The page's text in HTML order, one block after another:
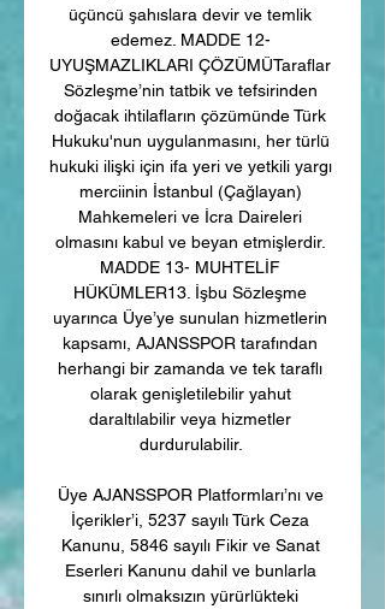
üçüncü şahıslara devir ve temlik
edemez. MADDE 12-
UYUŞMAZLIKLARI ÇÖZÜMÜTaraflar
Sözleşme’nin tatbik ve tefsirinden
doğacak ihtilafların çözümünde Türk
Hukuku'nun uygulanmasını, her türlü
hukuki ilişki için ifa yeri ve yetkili yargı
merciinin İstanbul (Çağlayan)
Mahkemeleri ve İcra Daireleri
olmasını kabul ve beyan etmişlerdir.
MADDE 13- MUHTELİF
HÜKÜMLER13. İşbu Sözleşme
uyarınca Üye’ye sunulan hizmetlerin
kapsamı, AJANSSPOR tarafından
herhangi bir zamanda ve tek taraflı
olarak genişletilebilir yahut
daraltılabilir veya hizmetler
durdurulabilir.
Üye AJANSSPOR Platformları’nı ve
İçerikler’i, 5237 sayılı Türk Ceza
Kanunu, 5846 sayılı Fikir ve Sanat
Eserleri Kanunu dahil ve bunlarla
sınırlı olmaksızın yürürlükteki